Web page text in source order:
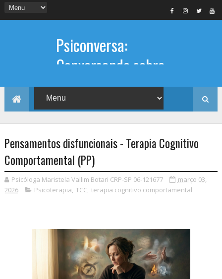
Psiconversa:
Conversando sobre
Psicologia
Informações sobre: Psicóloga,
Psicoterapia, terapia de casal, terapia
individual, Psicóloga online e presencial,
Pensamentos disfuncionais - Terapia Cognitivo
Comportamental (PP)
Psicóloga Maristela Vallim Botari CRP-SP 06-121677
março 03,
2026
Psicoterapia, TCC, terapia cognitivo comportamental